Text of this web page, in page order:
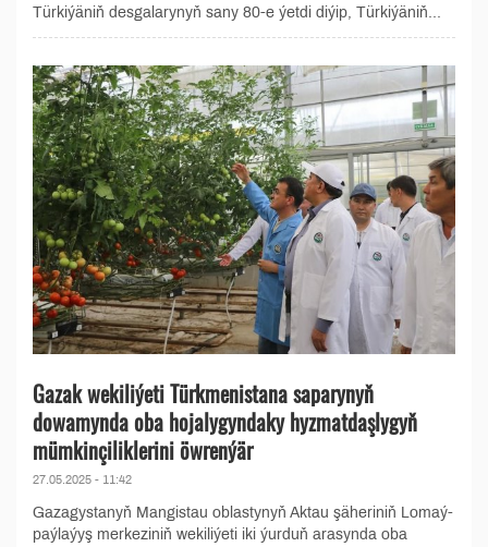
Türkiýäniň desgalarynyň sany 80-e ýetdi diýip, Türkiýäniň...
Gazak wekiliýeti Türkmenistana saparynyň
dowamynda oba hojalygyndaky hyzmatdaşlygyň
mümkinçiliklerini öwrenýär
27.05.2025 - 11:42
Gazagystanyň Mangistau oblastynyň Aktau şäheriniň Lomaý-
paýlaýyş merkeziniň wekiliýeti iki ýurduň arasynda oba